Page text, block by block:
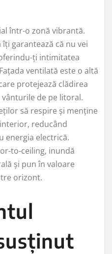
într-o zonă vibrantă.
garantează că nu vei
ți intimitatea
ventilată este o altă
protejează clădirea
de pe litoral.
să respire și menține
reducând
energia electrică.
to-ceiling, inundă
și pun în valoare
orizont.